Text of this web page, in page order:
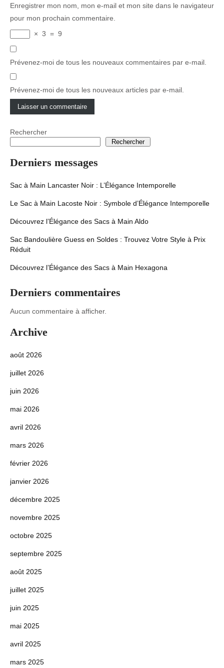
Enregistrer mon nom, mon e-mail et mon site dans le navigateur
pour mon prochain commentaire.
× 3 = 9
Prévenez-moi de tous les nouveaux commentaires par e-mail.
Prévenez-moi de tous les nouveaux articles par e-mail.
Rechercher
Rechercher
Derniers messages
Sac à Main Lancaster Noir : L’Élégance Intemporelle
Le Sac à Main Lacoste Noir : Symbole d’Élégance Intemporelle
Découvrez l’Élégance des Sacs à Main Aldo
Sac Bandoulière Guess en Soldes : Trouvez Votre Style à Prix
Réduit
Découvrez l’Élégance des Sacs à Main Hexagona
Derniers commentaires
Aucun commentaire à afficher.
Archive
août 2026
juillet 2026
juin 2026
mai 2026
avril 2026
mars 2026
février 2026
janvier 2026
décembre 2025
novembre 2025
octobre 2025
septembre 2025
août 2025
juillet 2025
juin 2025
mai 2025
avril 2025
mars 2025